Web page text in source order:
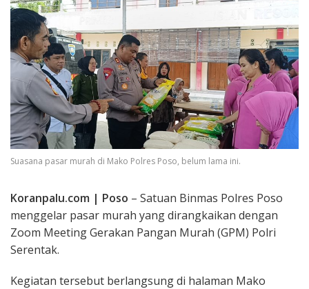
Suasana pasar murah di Mako Polres Poso, belum lama ini.
Koranpalu.com | Poso – Satuan Binmas Polres Poso
menggelar pasar murah yang dirangkaikan dengan
Zoom Meeting Gerakan Pangan Murah (GPM) Polri
Serentak.
Kegiatan tersebut berlangsung di halaman Mako